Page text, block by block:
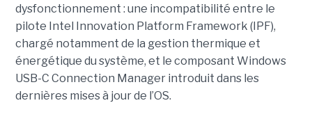
dysfonctionnement : une incompatibilité entre le
pilote Intel Innovation Platform Framework (IPF),
chargé notamment de la gestion thermique et
énergétique du système, et le composant Windows
USB-C Connection Manager introduit dans les
dernières mises à jour de l’OS.